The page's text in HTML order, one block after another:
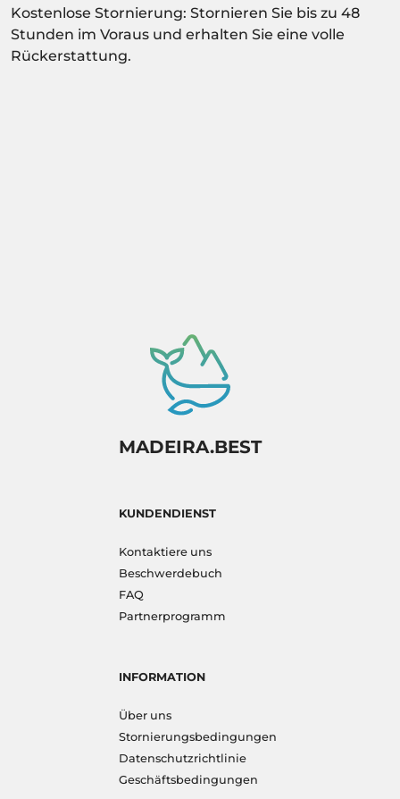
Kostenlose Stornierung: Stornieren Sie bis zu 48
Stunden im Voraus und erhalten Sie eine volle
Rückerstattung.
MADEIRA.BEST
KUNDENDIENST
Kontaktiere uns
Beschwerdebuch
FAQ
Partnerprogramm
INFORMATION
Über uns
Stornierungsbedingungen
Datenschutzrichtlinie
Geschäftsbedingungen